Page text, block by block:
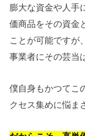
膨大な資金や人手
価商品をその資金
ことが可能ですが
事業者にその芸当
僕自身もかつてこ
クセス集めに悩ま